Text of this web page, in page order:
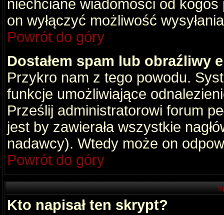
niechciane wiadomości od
on wyłączyć możliwość
Powrót do góry
Dostałem spam lub obraźliwy
Przykro nam z tego powodu.
funkcje umożliwiające
Prześlij administratorowi forum
jest by zawierała wszystkie
nadawcy). Wtedy może on
Powrót do góry
Kto napisał ten skrypt?